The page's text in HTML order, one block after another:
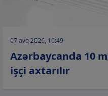
07 avq 2026, 10:49
Azərbaycanda 10
işçi axtarılır